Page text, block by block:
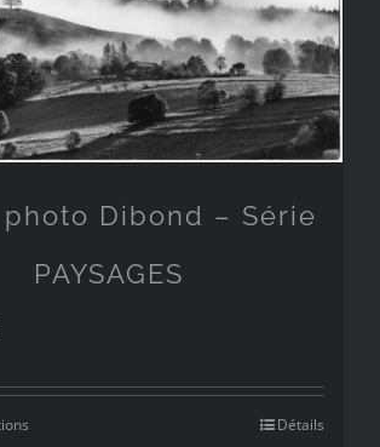
Dibond – Série
PAYSAGES
:
Détails